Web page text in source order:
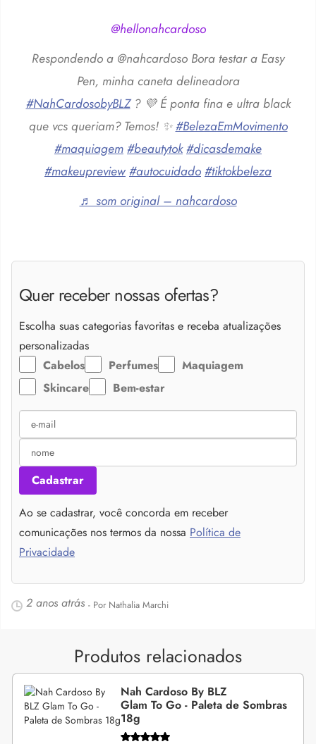
@hellonahcardoso
Respondendo a @nahcardoso Bora testar a Easy
Pen, minha caneta delineadora
#NahCardosobyBLZ? 💜 É ponta fina e ultra black
que vcs queriam? Temos! ✨#BelezaEmMovimento
#maquiagem #beautytok #dicasdemake
#makeupreview #autocuidado #tiktokbeleza
♬ som original – nahcardoso
Quer receber nossas ofertas?
Escolha suas categorias favoritas e receba atualizações
personalizadas
Cabelos
Perfumes
Maquiagem
Skincare
Bem-estar
Cadastrar
Ao se cadastrar, você concorda em receber
comunicações nos termos da nossa Política de
Privacidade
2 anos atrás - Por Nathalia Marchi
Produtos relacionados
Nah Cardoso By BLZ
Glam To Go - Paleta de Sombras
18g